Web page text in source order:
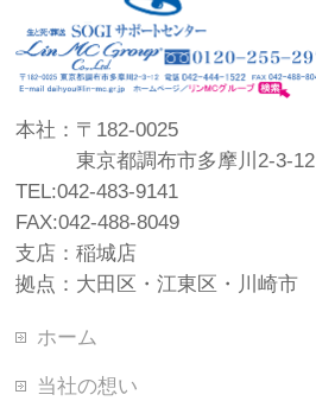
本社：〒182-0025
東京都調布市多摩川2-3-12
TEL:042-483-9141
FAX:042-488-8049
支店：稲城店
拠点：大田区・江東区・川崎市
ホーム
当社の想い